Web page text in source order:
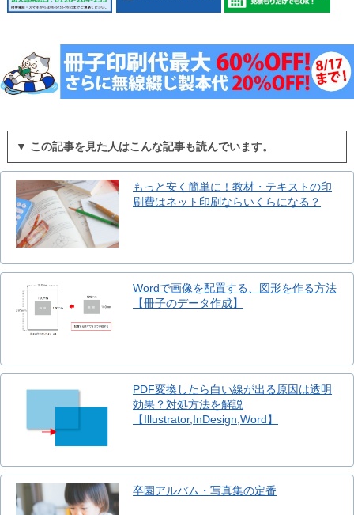
▼ この記事を見た人はこんな記事も読んでいます。
もっと安く簡単に！教材・テキストの印
刷費はネット印刷ならいくらになる？
Wordで画像を配置する、図形を作る方法
【冊子のデータ作成】
PDF変換したら白い線が出る原因は透明
効果？対処方法を解説
【Illustrator,InDesign,Word】
卒園アルバム・写真集の定番